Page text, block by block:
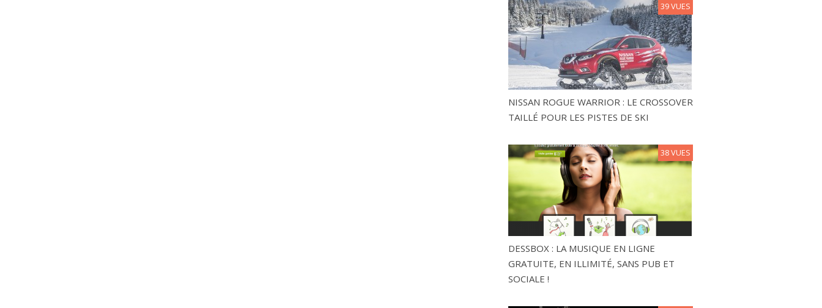
NISSAN ROGUE WARRIOR : LE CROSSOVER
TAILLÉ POUR LES PISTES DE SKI
39 VUES
DESSBOX : LA MUSIQUE EN LIGNE
GRATUITE, EN ILLIMITÉ, SANS PUB ET
SOCIALE !
38 VUES